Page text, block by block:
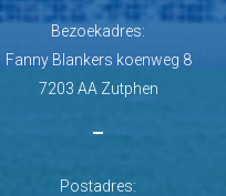
Bezoekadres:
Fanny Blankers koenweg 8
7203 AA Zutphen
–
Postadres: